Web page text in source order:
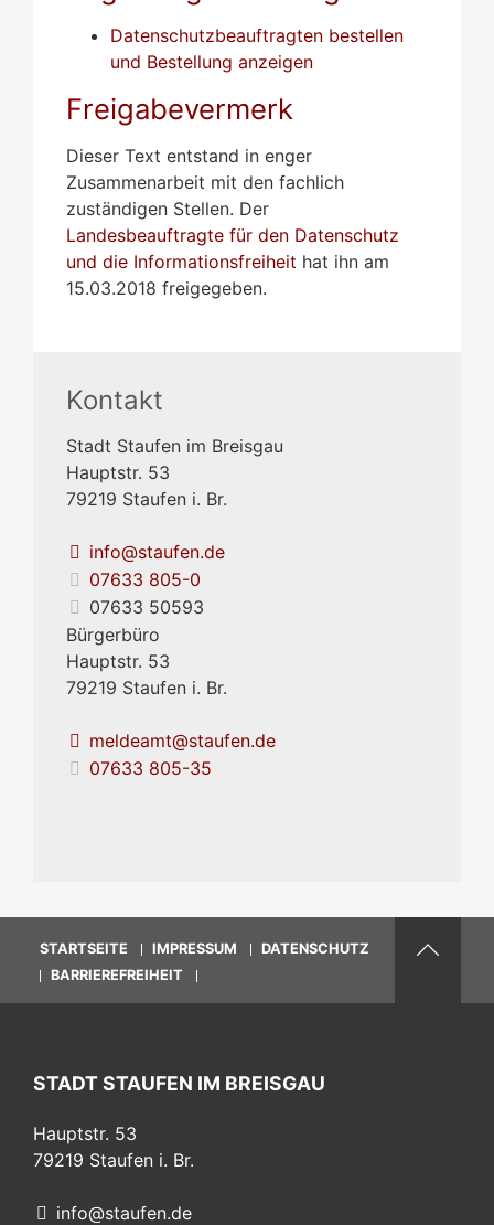
Datenschutzbeauftragten bestellen
und Bestellung anzeigen
Freigabevermerk
Dieser Text entstand in enger
Zusammenarbeit mit den fachlich
zuständigen Stellen. Der
Landesbeauftragte für den Datenschutz
und die Informationsfreiheit hat ihn am
15.03.2018 freigegeben.
Kontakt
Stadt Staufen im Breisgau
Hauptstr. 53
79219 Staufen i. Br.
info@staufen.de
07633 805-0
07633 50593
Bürgerbüro
Hauptstr. 53
79219 Staufen i. Br.
meldeamt@staufen.de
07633 805-35
STARTSEITE IMPRESSUM
DATENSCHUTZ
BARRIEREFREIHEIT
STADT STAUFEN IM BREISGAU
Hauptstr. 53
79219 Staufen i. Br.
info@staufen.de